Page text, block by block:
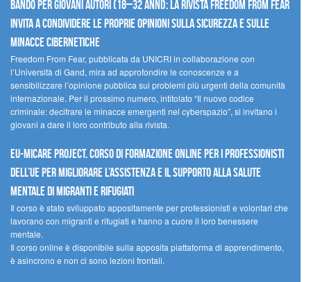
Bando per giovani autori (18–32 anni): la Rivista Freedom From Fear
invita a condividere le proprie opinioni sulla sicurezza e sulle
minacce cibernetiche
Freedom From Fear, pubblicata da UNICRI in collaborazione con
l’Università di Gand, mira ad approfondire le conoscenze e a
sensibilizzare l’opinione pubblica sui problemi più urgenti della comunità
internazionale. Per il prossimo numero, intitolato “Il nuovo codice
criminale: decifrare le minacce emergenti nel cyberspazio”, si invitano i
giovani a dare il loro contributo alla rivista.
EU-MiCare Project. Corso di formazione online per i professionisti
dell’UE per migliorare l’assistenza e il supporto alla salute
mentale di migranti e rifugiati
Il corso è stato sviluppato appositamente per professionisti e volontari che
lavorano con migranti e rifugiati e hanno a cuore il loro benessere
mentale.
Il corso online è disponibile sulla apposita piattaforma di apprendimento,
è asincrono e non ci sono lezioni frontali.